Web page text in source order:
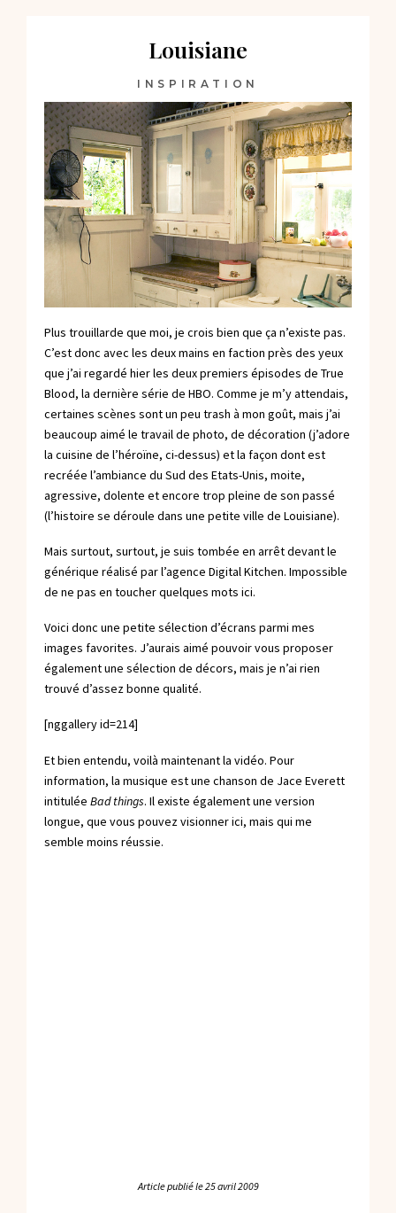
Louisiane
INSPIRATION
Plus trouillarde que moi, je crois bien que ça n’existe pas.
C’est donc avec les deux mains en faction près des yeux
que j’ai regardé hier les deux premiers épisodes de True
Blood, la dernière série de HBO. Comme je m’y attendais,
certaines scènes sont un peu trash à mon goût, mais j’ai
beaucoup aimé le travail de photo, de décoration (j’adore
la cuisine de l’héroïne, ci-dessus) et la façon dont est
recréée l’ambiance du Sud des Etats-Unis, moite,
agressive, dolente et encore trop pleine de son passé
(l’histoire se déroule dans une petite ville de Louisiane).
Mais surtout, surtout, je suis tombée en arrêt devant le
générique réalisé par l’agence Digital Kitchen. Impossible
de ne pas en toucher quelques mots ici.
Voici donc une petite sélection d’écrans parmi mes
images favorites. J’aurais aimé pouvoir vous proposer
également une sélection de décors, mais je n’ai rien
trouvé d’assez bonne qualité.
[nggallery id=214]
Et bien entendu, voilà maintenant la vidéo. Pour
information, la musique est une chanson de Jace Everett
intitulée Bad things. Il existe également une version
longue, que vous pouvez visionnerici, mais qui me
semble moins réussie.
Article publié le25 avril 2009